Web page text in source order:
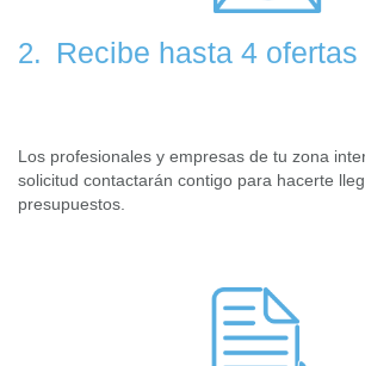
2. Recibe hasta 4 ofertas
Los profesionales y empresas de tu zona
solicitud contactarán contigo para hacerte
presupuestos.